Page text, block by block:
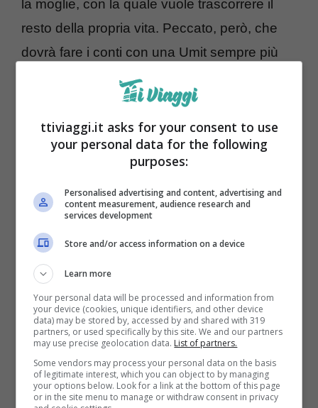
la moglie, con la quale vuole trascorrere il
resto della propria vita. Peccato, però, che
dovrà fare i conti con una Umit sempre più
furiosa, in preda alla gelosia accecante. Una
gelosia che aumenterà quando
dottoressa farà una clamorosa scoperta
circa la sua rivale in amore.
Terra Amara, Demir sempre più conteso tra Umit e Zuleyha –
credits Mediaset Infinity (Ttiviaggi.it)
ttiviaggi.it asks for your consent to use
your personal data for the following
purposes:
Personalised advertising and content, advertising and
content measurement, audience research and
services development
Store and/or access information on a device
Learn more
Your personal data will be processed and information from
your device (cookies, unique identifiers, and other device
data) may be stored by, accessed by and shared with 319
partners, or used specifically by this site. We and our partners
may use precise geolocation data. List of partners.
Some vendors may process your personal data on the basis
of legitimate interest, which you can object to by managing
your options below. Look for a link at the bottom of this page
or in the site menu to manage or withdraw consent in privacy